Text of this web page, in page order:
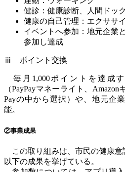
健診：健康診断、人間ドッ
健康の自己管理：エクササ
イベントへ参加：地元企業
参加し達成
ⅲ ポイント交換
毎月 1,000ポイントを達成
（PayPayマネーライト、 Amazon
Payの中から選択）や、地元企
能。
②事業成果
この取り組みは、市民の健康意
以下の成果を挙げている。